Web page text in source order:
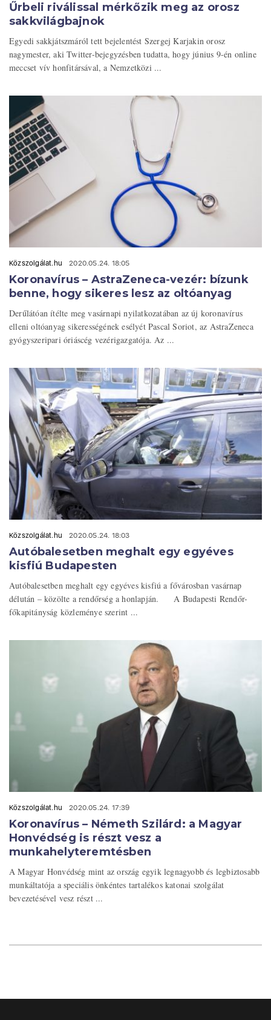
Űrbeli riválissal mérkőzik meg az orosz
sakkvilágbajnok
Egyedi sakkjátszmáról tett bejelentést Szergej Karjakin orosz
nagymester, aki Twitter-bejegyzésben tudatta, hogy június 9-én online
meccset vív honfitársával, a Nemzetközi ...
Közszolgálat.hu 2020.05.24. 18:05
Koronavírus – AstraZeneca-vezér: bízunk
benne, hogy sikeres lesz az oltóanyag
Derűlátóan ítélte meg vasárnapi nyilatkozatában az új koronavírus
elleni oltóanyag sikerességének esélyét Pascal Soriot, az AstraZeneca
gyógyszeripari óriáscég vezérigazgatója. Az ...
Közszolgálat.hu 2020.05.24. 18:03
Autóbalesetben meghalt egy egyéves
kisfiú Budapesten
Autóbalesetben meghalt egy egyéves kisfiú a fővárosban vasárnap
délután – közölte a rendőrség a honlapján. A Budapesti Rendőr-
főkapitányság közleménye szerint ...
Közszolgálat.hu 2020.05.24. 17:39
Koronavírus – Németh Szilárd: a Magyar
Honvédség is részt vesz a
munkahelyteremtésben
A Magyar Honvédség mint az ország egyik legnagyobb és legbiztosabb
munkáltatója a speciális önkéntes tartalékos katonai szolgálat
bevezetésével vesz részt ...